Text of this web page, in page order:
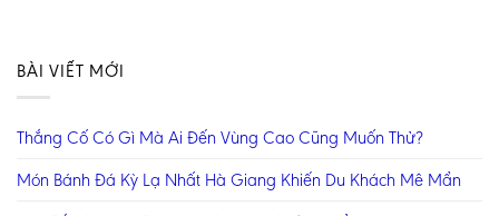
BÀI VIẾT MỚI
Thắng Cố Có Gì Mà Ai Đến Vùng Cao Cũng Muốn Thử?
Món Bánh Đá Kỳ Lạ Nhất Hà Giang Khiến Du Khách Mê Mẩn